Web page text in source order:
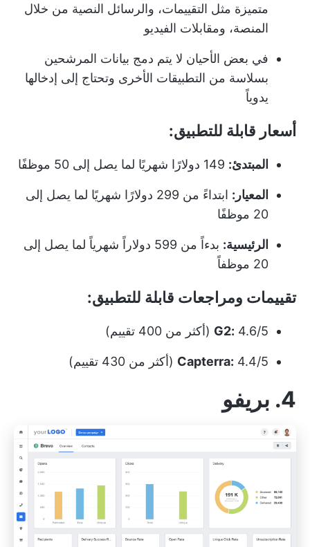
متميزة مثل التقييمات، والرسائل النصية من خلال
المنصة، ومقابلات الفيديو
في بعض الأحيان لا يتم دمج بيانات المرشحين
بسلاسة من التطبيقات الأخرى وتحتاج إلى إدخالها
يدوياً
أسعار قابلة للتطبيق:
المبتدئ:
المعيار:
ابتداءً من 299 دولارًا شهريًا لما يصل إلى
20 موظفًا
الرئيسية:
بدءاً من 599 دولاراً شهرياً لما يصل إلى
20 موظفاً
تقييمات ومراجعات قابلة للتطبيق:
G2: 4.6/5 (أكثر من 400 تقييم)
Capterra: 4.4/5 (أكثر من 430 تقييم)
4. بريفو